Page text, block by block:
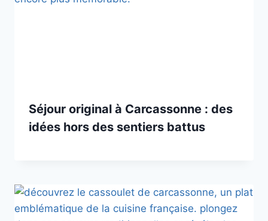
Séjour original à Carcassonne : des
idées hors des sentiers battus